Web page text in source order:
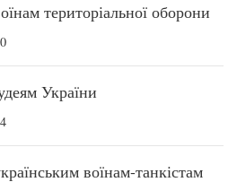
територіальної оборони
України
воїнам-танкістам